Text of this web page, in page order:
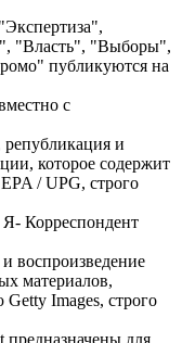
"Власть", "Выборы",
публикуются на
с
и
которое содержит
/ UPG, строго
Я- Корреспондент
воспроизведение
материалов,
Images, строго
предназначены для